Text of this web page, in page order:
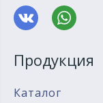
Продукция
Каталог